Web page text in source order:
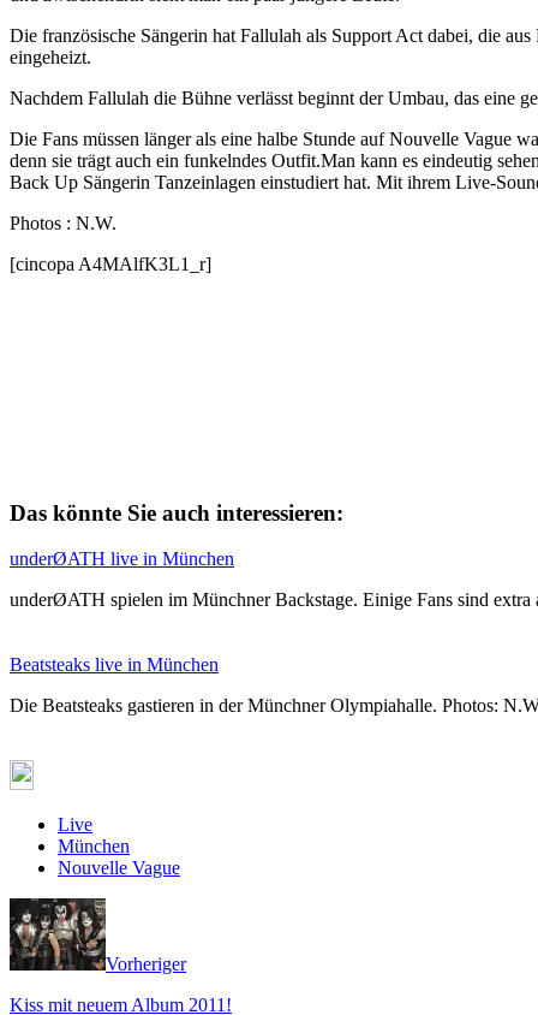
Die französische Sängerin hat Fallulah als Support Act dabei, die
eingeheizt.
Nachdem Fallulah die Bühne verlässt beginnt der Umbau, das eine
Die Fans müssen länger als eine halbe Stunde auf Nouvelle Vague
denn sie trägt auch ein funkelndes Outfit.Man kann es eindeutig
Back Up Sängerin Tanzeinlagen einstudiert hat. Mit ihrem Live-
Photos : N.W.
[cincopa A4MAlfK3L1_r]
Das könnte Sie auch interessieren:
underØATH live in München
underØATH spielen im Münchner Backstage. Einige Fans sind
Beatsteaks live in München
Die Beatsteaks gastieren in der Münchner Olympiahalle.
Live
München
Nouvelle Vague
Vorheriger
Kiss mit neuem Album 2011!